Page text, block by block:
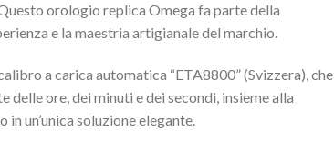
orologio replica Omega fa parte della
e la maestria artigianale del marchio.
a carica automatica “ETA8800” (Svizzera), che
ore, dei minuti e dei secondi, insieme alla
un’unica soluzione elegante.